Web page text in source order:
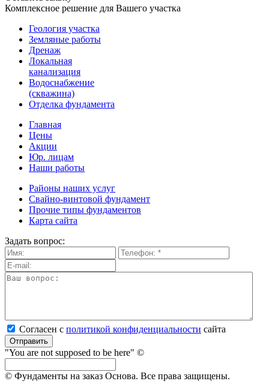
Комплексное решение для Вашего участка
Геология участка
Земляные работы
Дренаж
Локальная
канализация
Водоснабжение
(скважина)
Отделка фундамента
Главная
Цены
Акции
Юр. лицам
Наши работы
Районы наших услуг
Свайно-винтовой фундамент
Прочие типы фундаментов
Карта сайта
Задать вопрос:
Согласен с политикой кон­фи­ден­ци­аль­нос­ти сайта
Отправить
"You are not supposed to be here" ©
© Фундаменты на заказ Основа. Все права защищены.